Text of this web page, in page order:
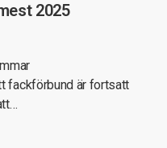
2025
fackförbund är fortsatt